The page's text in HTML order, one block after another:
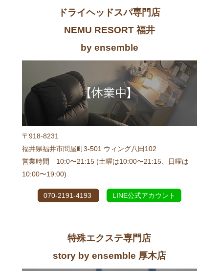
ドライヘッドスパ専門店
NEMU RESORT 福井
by ensemble
〒918-8231
福井県福井市問屋町3-501 ウィング八田102
営業時間 10:0〜21:15 (土曜は10:00〜21:15、日曜は
10:00〜19:00)
070-2191-4193 LINE公式アカウント
特殊エクステ専門店
story by ensemble 厚木店